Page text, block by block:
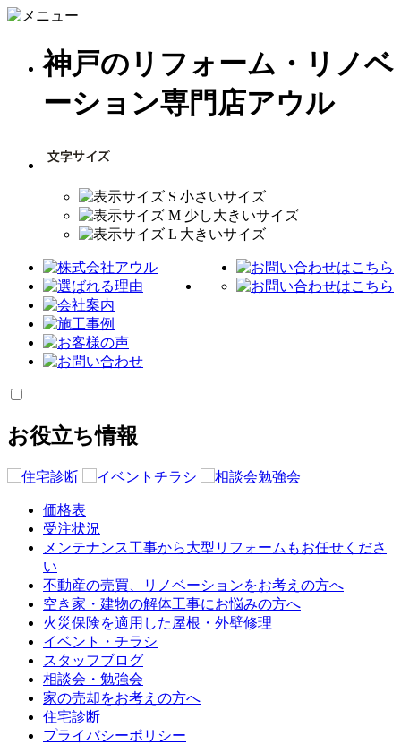
神戸のリフォーム・リノベ
ーション専門店アウル
お役立ち情報
価格表
受注状況
メンテナンス工事から大型リフォームもお任せくださ
い
不動産の売買、リノベーションをお考えの方へ
空き家・建物の解体工事にお悩みの方へ
火災保険を適用した屋根・外壁修理
イベント・チラシ
スタッフブログ
相談会・勉強会
家の売却をお考えの方へ
住宅診断
プライバシーポリシー